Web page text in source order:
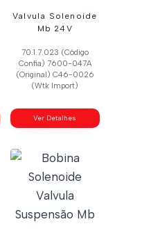
Valvula Solenoide
Mb 24V
70.1.7.023 (Código
Confia) 7600-047A
(Original) C46-0026
(Wtk Import)
Ver Detalhes